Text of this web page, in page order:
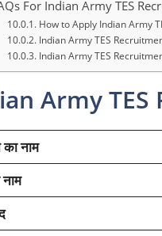
For Indian Army TES
How to Apply Indian Army
Indian Army TES
Indian Army TES
Army
नाम